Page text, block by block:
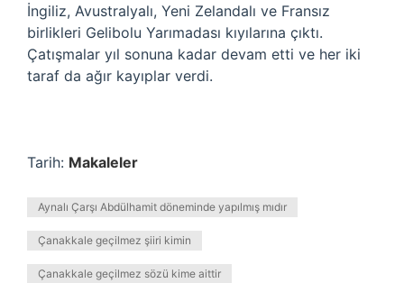
İngiliz, Avustralyalı, Yeni Zelandalı ve Fransız
birlikleri Gelibolu Yarımadası kıyılarına çıktı.
Çatışmalar yıl sonuna kadar devam etti ve her iki
taraf da ağır kayıplar verdi.
Tarih: Makaleler
Aynalı Çarşı Abdülhamit döneminde yapılmış mıdır
Çanakkale geçilmez şiiri kimin
Çanakkale geçilmez sözü kime aittir